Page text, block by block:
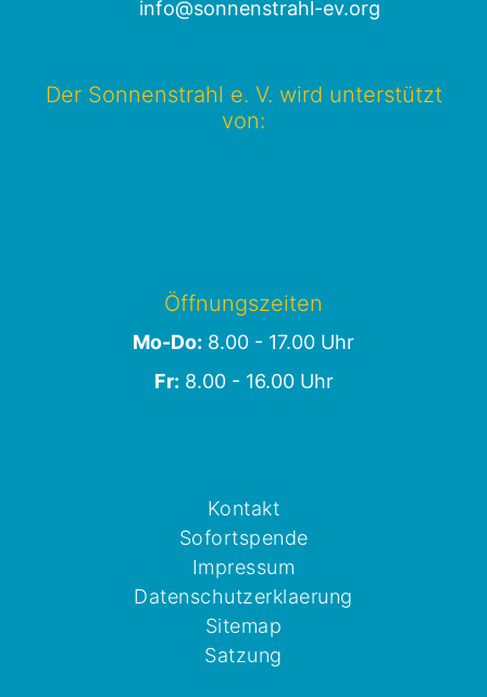
info@sonnenstrahl-ev.org
Der Sonnenstrahl e. V. wird unterstützt
von:
Öffnungszeiten
Mo-Do: 8.00 - 17.00 Uhr
Fr: 8.00 - 16.00 Uhr
Kontakt
Sofortspende
Impressum
Datenschutzerklaerung
Sitemap
Satzung